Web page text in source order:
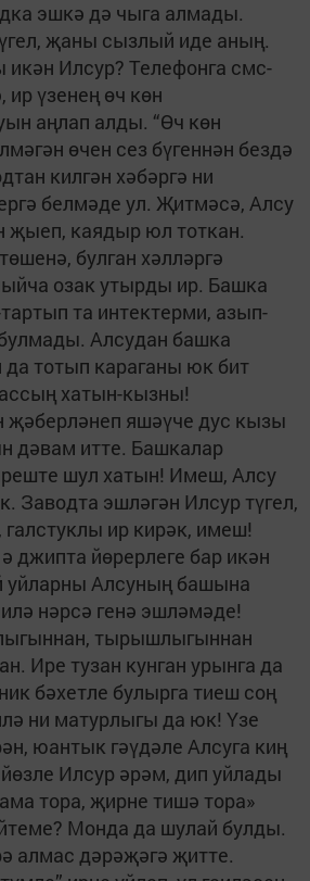
эшкә дә чыга алмады.
җаны сызлый иде аның.
Илсур? Телефонга смс-
ир үзенең өч көн
аңлап алды. “Өч көн
өчен сез бүгеннән бездә
килгән хәбәргә ни
белмәде ул. Җитмәсә, Алсу
җыеп, каядыр юл тоткан.
булган хәлләргә
озак утырды ир. Башка
та интектерми, азып-
Алсудан башка
тотып караганы юк бит
хатын-кызны!
җәберләнеп яшәүче дус кызы
дәвам итте. Башкалар
шул хатын! Имеш, Алсу
Заводта эшләгән Илсур түгел,
ир кирәк, имеш!
джипта йөрерлеге бар икән
Алсуның башына
нәрсә генә эшләмәде!
тырышлыгыннан
Ире тузан кунган урынга да
бәхетле булырга тиеш соң
ни матурлыгы да юк! Үзе
юантык гәүдәле Алсуга киң
Илсур әрәм, дип уйлады
тора, җирне тишә тора»
Монда да шулай булды.
алмас дәрәҗәгә җитте.